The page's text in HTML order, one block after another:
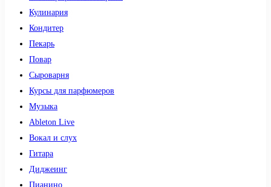
Кулинария
Кондитер
Пекарь
Повар
Сыроварня
Курсы для парфюмеров
Музыка
Ableton Live
Вокал и слух
Гитара
Диджеинг
Пианино